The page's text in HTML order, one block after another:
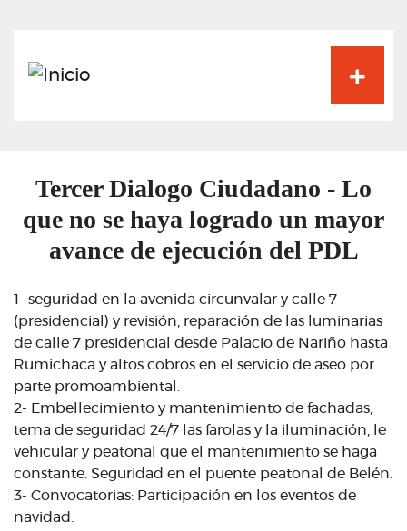
Tercer Dialogo Ciudadano - Lo
que no se haya logrado un mayor
avance de ejecución del PDL
1- seguridad en la avenida circunvalar y calle 7
(presidencial) y revisión, reparación de las luminarias
de calle 7 presidencial desde Palacio de Nariño hasta
Rumichaca y altos cobros en el servicio de aseo por
parte promoambiental.
2- Embellecimiento y mantenimiento de fachadas,
tema de seguridad 24/7 las farolas y la iluminación, le
vehicular y peatonal que el mantenimiento se haga
constante. Seguridad en el puente peatonal de Belén.
3- Convocatorias: Participación en los eventos de
navidad.